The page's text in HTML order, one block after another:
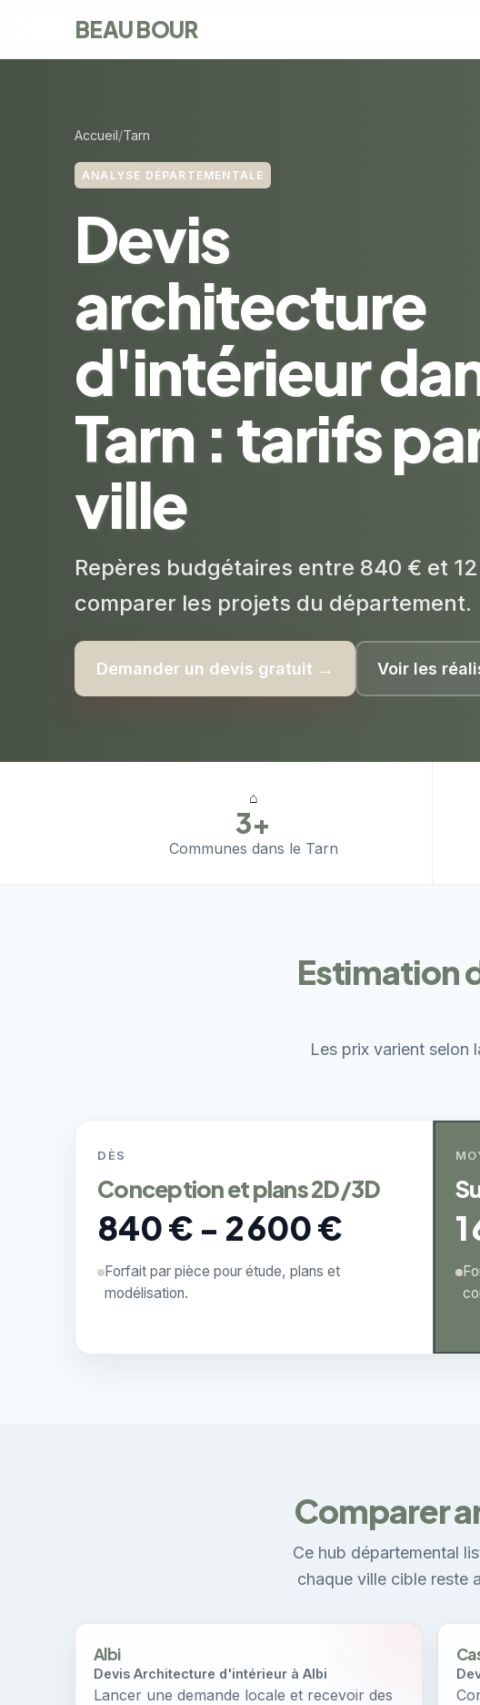
BEAU BOUR
Accueil Tarn
ANALYSE DÉPARTEMENTALE
Devis
architecture
d'intérieur
Tarn : tarifs
ville
Repères budgétaires entre 840 € et
comparer les projets du département.
Demander un devis gratuit → Voir les
⌂
3+
Communes dans le Tarn
Estimation
Les prix varient selon
DÈS
Conception et plans 2D/3D
840 € - 2 600 €
Forfait par pièce pour étude, plans et
modélisation.
Comparer
Ce hub départemental
chaque ville cible reste
Albi
Devis Architecture d'intérieur à Albi
Lancer une demande locale et recevoir des